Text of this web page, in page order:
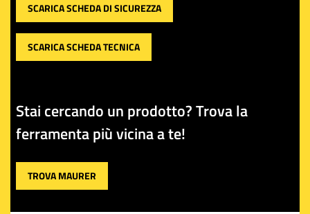
SCARICA SCHEDA DI SICUREZZA
SCARICA SCHEDA TECNICA
Stai cercando un prodotto? Trova la
ferramenta più vicina a te!
TROVA MAURER